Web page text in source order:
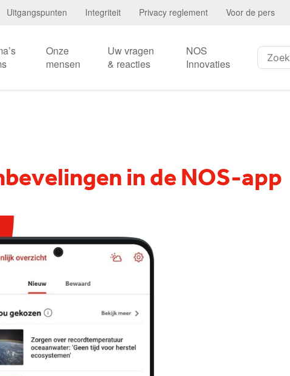
Uitgangspunten Integriteit Privacy reglement Voor de pers
Onze
mensen
Uw vragen
& reacties
NOS
Innovaties
Zoeken:
in de NOS-app